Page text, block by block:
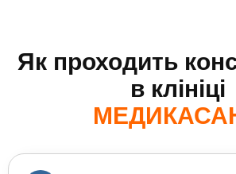
Як проходить
в клініці